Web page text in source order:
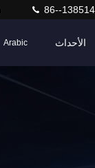
86--
الأحداث Arabic